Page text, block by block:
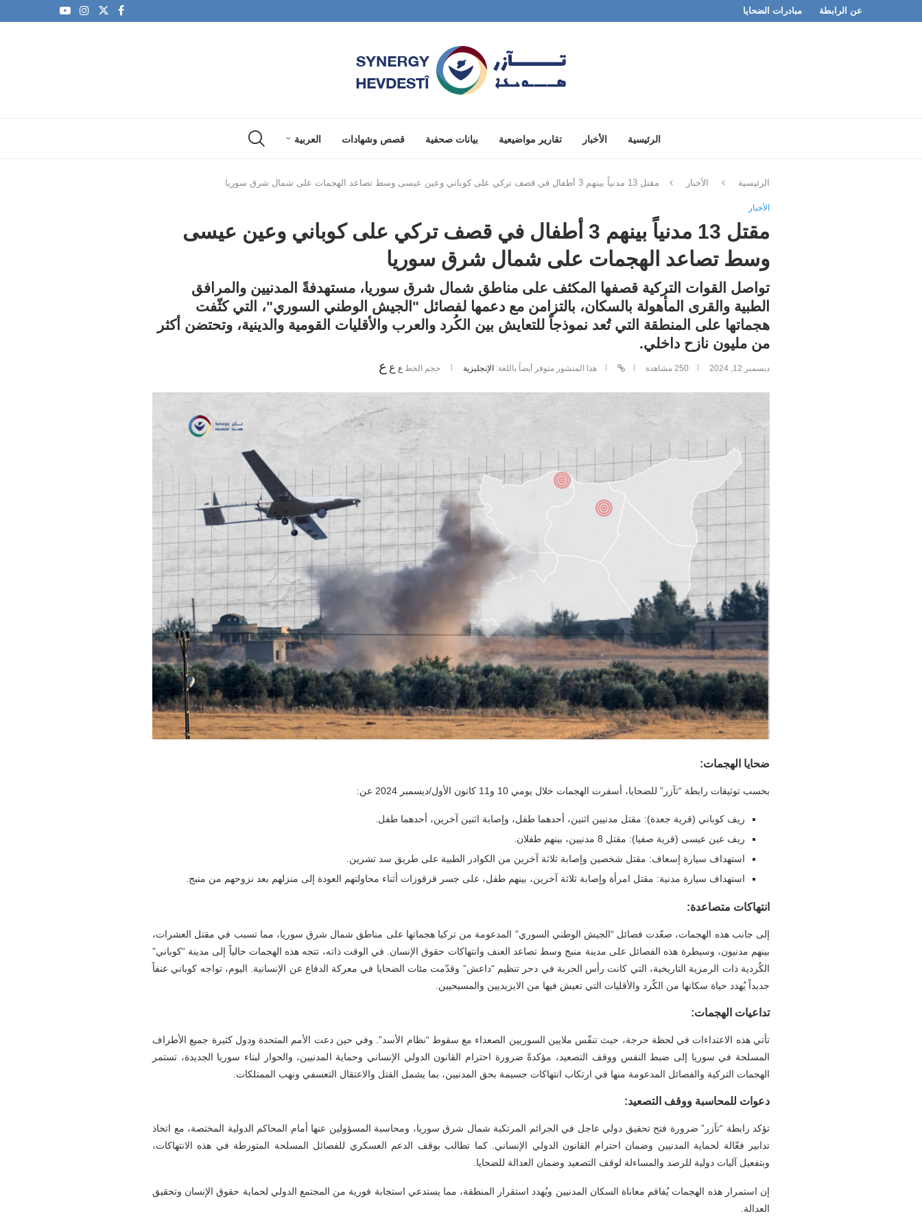
عن الرابطة مبادرات الضحايا
الرئيسية الأخبار تقارير مواضيعية بيانات صحفية قصص وشهادات العربية
الرئيسية الأخبار مقتل 13 مدنياً بينهم 3 أطفال في قصف تركي على كوباني وعين عيسى وسط تصاعد الهجمات على شمال شرق سوريا
الأخبار
مقتل 13 مدنياً بينهم 3 أطفال في قصف تركي على كوباني وعين عيسى
وسط تصاعد الهجمات على شمال شرق سوريا
تواصل القوات التركية قصفها المكثف على مناطق شمال شرق سوريا، مستهدفةً المدنيين والمرافق
الطبية والقرى المأهولة بالسكان، بالتزامن مع دعمها لفصائل "الجيش الوطني السوري"، التي كثّفت
هجماتها على المنطقة التي تُعد نموذجاً للتعايش بين الكُرد والعرب والأقليات القومية والدينية، وتحتضن أكثر
من مليون نازح داخلي.
ديسمبر 12, 2024 250 مشاهدة هذا المنشور متوفر أيضاً باللغة: الإنجليزية حجم الخط ع ع ع
ضحايا الهجمات:
بحسب توثيقات رابطة “تآزر” للضحايا، أسفرت الهجمات خلال يومي 10 و11 كانون الأول/ديسمبر 2024 عن:
ريف كوباني (قرية جعدة): مقتل مدنيين اثنين، أحدهما طفل، وإصابة اثنين آخرين، أحدهما طفل.
ريف عين عيسى (قرية صفيا): مقتل 8 مدنيين، بينهم طفلان.
استهداف سيارة إسعاف: مقتل شخصين وإصابة ثلاثة آخرين من الكوادر الطبية على طريق سد تشرين.
استهداف سيارة مدنية: مقتل امرأة وإصابة ثلاثة آخرين، بينهم طفل، على جسر قرقوزات أثناء محاولتهم العودة إلى منزلهم بعد نزوحهم من منبج.
انتهاكات متصاعدة:
إلى جانب هذه الهجمات، صعّدت فصائل “الجيش الوطني السوري” المدعومة من تركيا هجماتها على مناطق شمال شرق سوريا، مما تسبب في مقتل العشرات،
بينهم مدنيون، وسيطرة هذه الفصائل على مدينة منبج وسط تصاعد العنف وانتهاكات حقوق الإنسان. في الوقت ذاته، تتجه هذه الهجمات حالياً إلى مدينة “كوباني”
الكُردية ذات الرمزية التاريخية، التي كانت رأس الحربة في دحر تنظيم “داعش” وقدّمت مئات الضحايا في معركة الدفاع عن الإنسانية. اليوم، تواجه كوباني عنفاً
جديداً يُهدد حياة سكانها من الكُرد والأقليات التي تعيش فيها من الايزيديين والمسيحيين.
تداعيات الهجمات:
تأتي هذه الاعتداءات في لحظة حرجة، حيث تنفّس ملايين السوريين الصعداء مع سقوط “نظام الأسد”. وفي حين دعت الأمم المتحدة ودول كثيرة جميع الأطراف
المسلحة في سوريا إلى ضبط النفس ووقف التصعيد، مؤكدةً ضرورة احترام القانون الدولي الإنساني وحماية المدنيين، والحوار لبناء سوريا الجديدة، تستمر
الهجمات التركية والفصائل المدعومة منها في ارتكاب انتهاكات جسيمة بحق المدنيين، بما يشمل القتل والاعتقال التعسفي ونهب الممتلكات.
دعوات للمحاسبة ووقف التصعيد:
تؤكد رابطة “تآزر” ضرورة فتح تحقيق دولي عاجل في الجرائم المرتكبة شمال شرق سوريا، ومحاسبة المسؤولين عنها أمام المحاكم الدولية المختصة، مع اتخاذ
تدابير فعّالة لحماية المدنيين وضمان احترام القانون الدولي الإنساني. كما تطالب بوقف الدعم العسكري للفصائل المسلحة المتورطة في هذه الانتهاكات،
وبتفعيل آليات دولية للرصد والمساءلة لوقف التصعيد وضمان العدالة للضحايا.
إن استمرار هذه الهجمات يُفاقم معاناة السكان المدنيين ويُهدد استقرار المنطقة، مما يستدعي استجابة فورية من المجتمع الدولي لحماية حقوق الإنسان وتحقيق
العدالة.